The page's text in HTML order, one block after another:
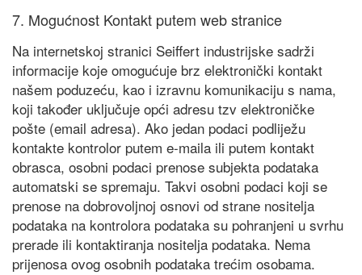
7. Mogućnost Kontakt putem web stranice
Na internetskoj stranici Seiffert industrijske sadrži
informacije koje omogućuje brz elektronički kontakt
našem poduzeću, kao i izravnu komunikaciju s nama,
koji također uključuje opći adresu tzv elektroničke
pošte (email adresa). Ako jedan podaci podliježu
kontakte kontrolor putem e-maila ili putem kontakt
obrasca, osobni podaci prenose subjekta podataka
automatski se spremaju. Takvi osobni podaci koji se
prenose na dobrovoljnoj osnovi od strane nositelja
podataka na kontrolora podataka su pohranjeni u svrhu
prerade ili kontaktiranja nositelja podataka. Nema
prijenosa ovog osobnih podataka trećim osobama.